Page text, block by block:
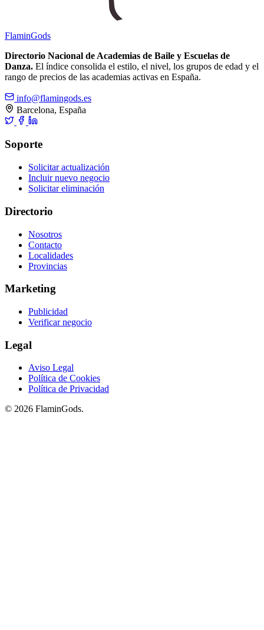
FlaminGods
Directorio Nacional de Academias de Baile y Escuelas de
Danza. El índice consolida el estilo, el nivel, los grupos de edad y el
rango de precios de las academias activas en España.
info@flamingods.es
Barcelona, España
Soporte
Solicitar actualización
Incluir nuevo negocio
Solicitar eliminación
Directorio
Nosotros
Contacto
Localidades
Provincias
Marketing
Publicidad
Verificar negocio
Legal
Aviso Legal
Política de Cookies
Política de Privacidad
© 2026 FlaminGods.